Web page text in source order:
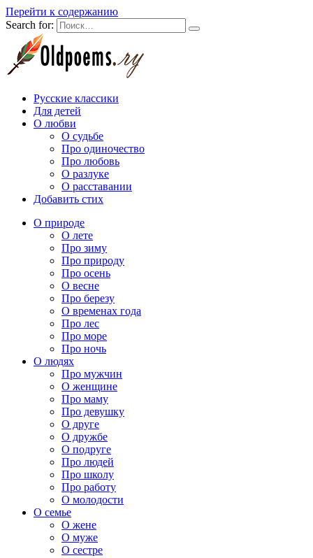
Перейти к содержанию
Search for:
Русские классики
Для детей
О любви
О судьбе
Про одиночество
Про любовь
О разлуке
О расставании
Добавить стих
О природе
О лете
Про зиму
Про природу
Про осень
О весне
Про березу
О временах года
Про лес
Про море
Про ночь
О людях
Про мужчин
О женщине
Про маму
Про девушку
О друге
О дружбе
О подруге
Про людей
Про школу
Про работу
О молодости
О семье
О жене
О муже
О сестре